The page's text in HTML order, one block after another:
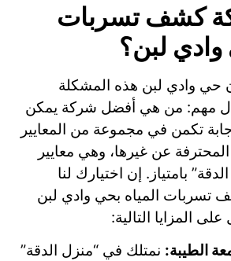
كشف تسربات
وادي لبن؟
حي وادي لبن هذه المشكلة
مهم: من هي أفضل شركة يمكن
تكمن في مجموعة من المعايير
عن غيرها، وهي معايير
بامتياز. إن اختيارك لنا
المياه بحي وادي لبن
المزايا التالية:
الطيبة: نمتلك في “منزل الدقة”